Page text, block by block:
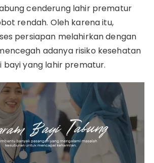
cenderung lahir prematur
rendah. Oleh karena itu,
persiapan melahirkan dengan
adanya risiko kesehatan
yang lahir prematur.